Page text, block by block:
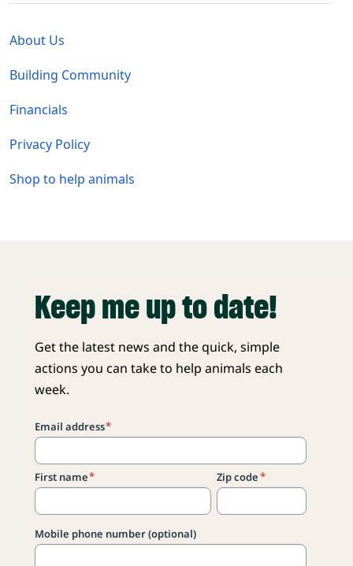
About Us
Building Community
Financials
Privacy Policy
Shop to help animals